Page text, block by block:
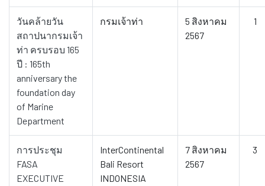
วันคล้ายวัน
สถาปนากรมเจ้า
ท่า ครบรอบ 165
ปี : 165th
anniversary the
foundation day
of Marine
Department
กรมเจ้าท่า
5 สิงหาคม
2567
1
การประชุม
FASA
EXECUTIVE
InterContinental
Bali Resort
INDONESIA
7 สิงหาคม
2567
3